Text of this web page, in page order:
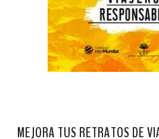
MEJORA TUS RETRATOS DE